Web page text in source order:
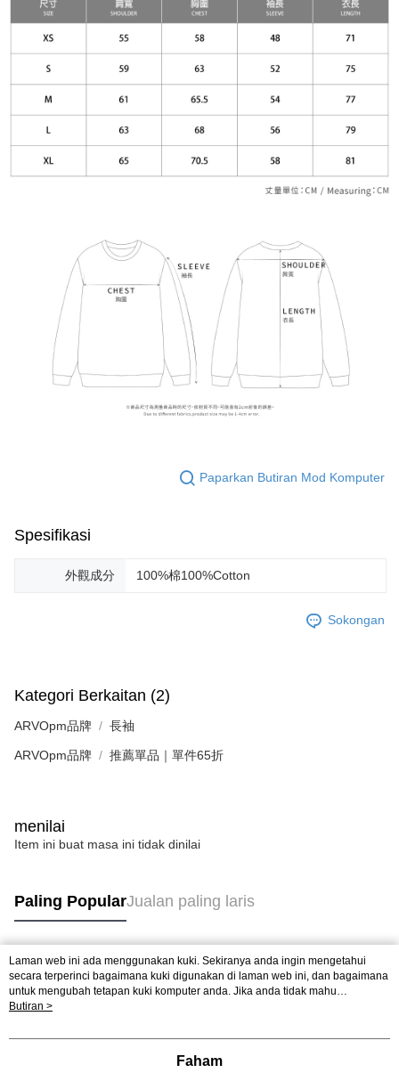
Paparkan Butiran Mod Komputer
Spesifikasi
外觀成分 100%棉100%Cotton
Sokongan
Kategori Berkaitan (2)
ARVOpm品牌 長袖
ARVOpm品牌 推薦單品｜單件65折
menilai
Item ini buat masa ini tidak dinilai
Paling PopularJualan paling laris
Tag Popular
Laman web ini ada menggunakan kuki. Sekiranya anda ingin mengetahui
secara terperinci bagaimana kuki digunakan di laman web ini, dan bagaimana
untuk mengubah tetapan kuki komputer anda. Jika anda tidak mahu
menggunakan kuki di komputer anda, sila rujuk penerangan mengenai kuki.
mengetahui secara terperinci bagaimana kuki digunakan di laman web ini,
mahu menggunakan kuki di komputer anda, sila rujuk penerangan mengenai
Butiran >
Faham